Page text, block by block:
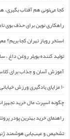
کجا می‌تونی هم آفتاب
راهکاری نوین برای حذف بوی
استخر روباز تهران کجا
تولید کننده بویلر روغن داغ
آموزش آسان و جذاب برای
۱۰ مزایای یادگیری ورزش خیابانی مانند پارکور
چگونه اسپرت مال خرید
راهنمای خرید بهترین پودر
تشخیص و عیب‌یابی هوشمند